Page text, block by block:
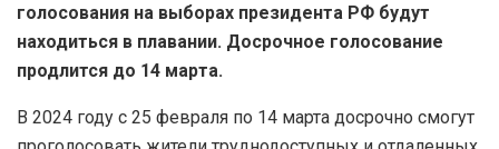
голосования на выборах президента РФ будут
находиться в плавании. Досрочное голосование
продлится до 14 марта.
В 2024 году с 25 февраля по 14 марта досрочно смогут